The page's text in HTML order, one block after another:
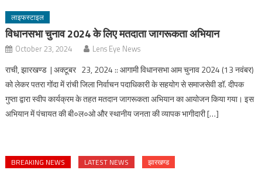
लाइफस्टाइल
विधानसभा चुनाव 2024 के लिए मतदाता जागरूकता अभियान
October 23, 2024 Lens Eye News
राची, झारखण्ड | अक्टूबर 23, 2024 :: आगामी विधानसभा आम चुनाव 2024 (13 नवंबर)
को लेकर पतरा गोंदा में रांची जिला निर्वाचन पदाधिकारी के सहयोग से समाजसेवी डॉ. दीपक
गुप्ता द्वारा स्वीप कार्यक्रम के तहत मतदान जागरूकता अभियान का आयोजन किया गया। इस
अभियान में पंचायत की बी०ल०ओ और स्थानीय जनता की व्यापक भागीदारी […]
BREAKING NEWS LATEST NEWS झारखण्ड